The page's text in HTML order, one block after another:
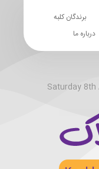
برندگان کلبه
درباره ما